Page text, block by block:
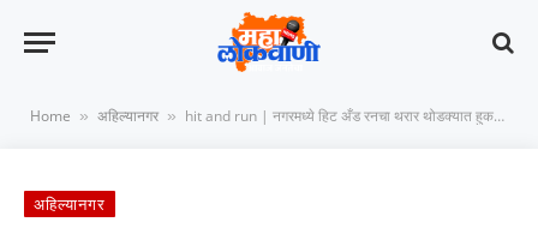
Home » अहिल्यानगर » hit and run | नगरमध्ये हिट अँड रनचा थरार थोडक्यात हुकला; महिला कार चालकाचा गुलमोहर रोडला कारनामा
अहिल्यानगर